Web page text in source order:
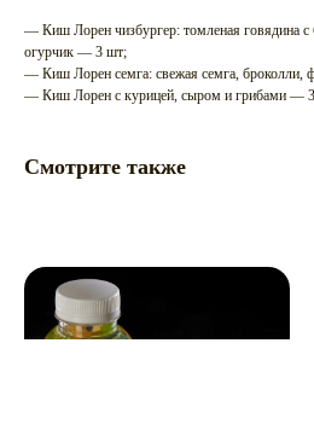
— Киш Лорен чизбургер: томленая говядина
огурчик — 3 шт;
— Киш Лорен семга: свежая семга, броколли,
— Киш Лорен с курицей, сыром и грибами —
Смотрите также